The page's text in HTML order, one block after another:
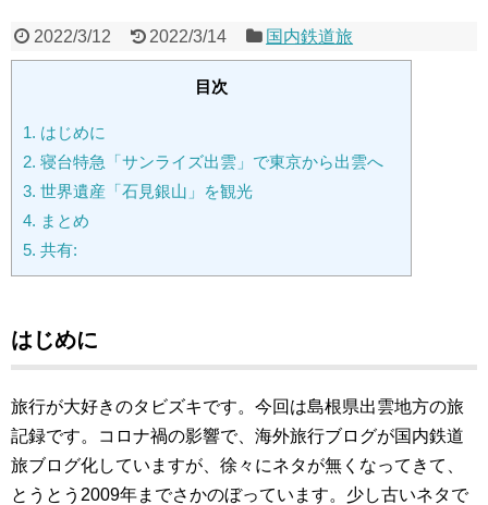
2022/3/12 2022/3/14 国内鉄道旅
目次
1. はじめに
2. 寝台特急「サンライズ出雲」で東京から出雲へ
3. 世界遺産「石見銀山」を観光
4. まとめ
5. 共有:
はじめに
旅行が大好きのタビズキです。今回は島根県出雲地方の旅
記録です。コロナ禍の影響で、海外旅行ブログが国内鉄道
旅ブログ化していますが、徐々にネタが無くなってきて、
とうとう2009年までさかのぼっています。少し古いネタで